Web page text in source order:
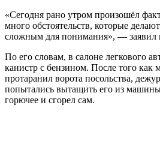
«Сегодня рано утром произошёл
много обстоятельств, которые
сложным для понимания», — заявил
По его словам, в салоне легкового
канистр с бензином. После того как
протаранил ворота посольства,
попытались вытащить его из
горючее и сгорел сам.